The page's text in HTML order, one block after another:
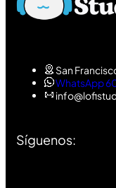
San
WhatsApp
Síguenos: